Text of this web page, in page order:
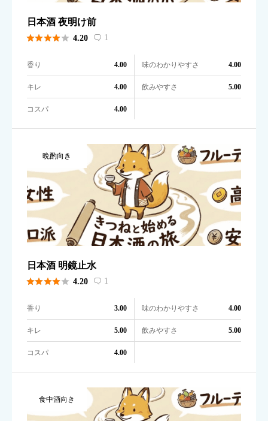
日本酒 夜明け前
 4.20  1
香り 4.00 味のわかりやすさ 4.00
キレ 4.00 飲みやすさ 5.00
コスパ 4.00
晩酌向き
日本酒 明鏡止水
 4.20  1
香り 3.00 味のわかりやすさ 4.00
キレ 5.00 飲みやすさ 5.00
コスパ 4.00
食中酒向き